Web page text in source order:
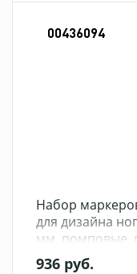
00436094
Набор
для дизайна
мм, помповые,
936 руб.